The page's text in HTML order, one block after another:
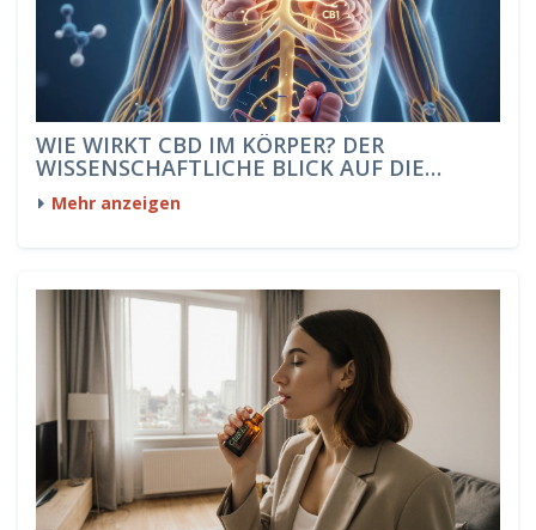
WIE WIRKT CBD IM KÖRPER? DER
WISSENSCHAFTLICHE BLICK AUF DIE
WIRKMECHANISMEN
Mehr anzeigen